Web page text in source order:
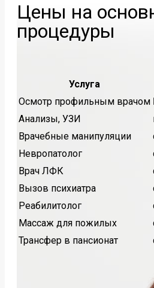
Цены на
процедуры
Услуга
Осмотр профильным врачом
Анализы, УЗИ
Врачебные манипуляции
Невропатолог
Врач ЛФК
Вызов психиатра
Реабилитолог
Массаж для пожилых
Трансфер в пансионат